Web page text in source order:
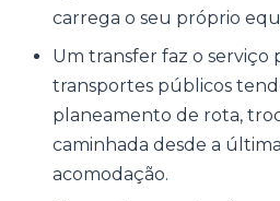
carrega o seu próprio
Um transfer faz o serviço
transportes públicos
planeamento de rota,
caminhada desde a
acomodação.